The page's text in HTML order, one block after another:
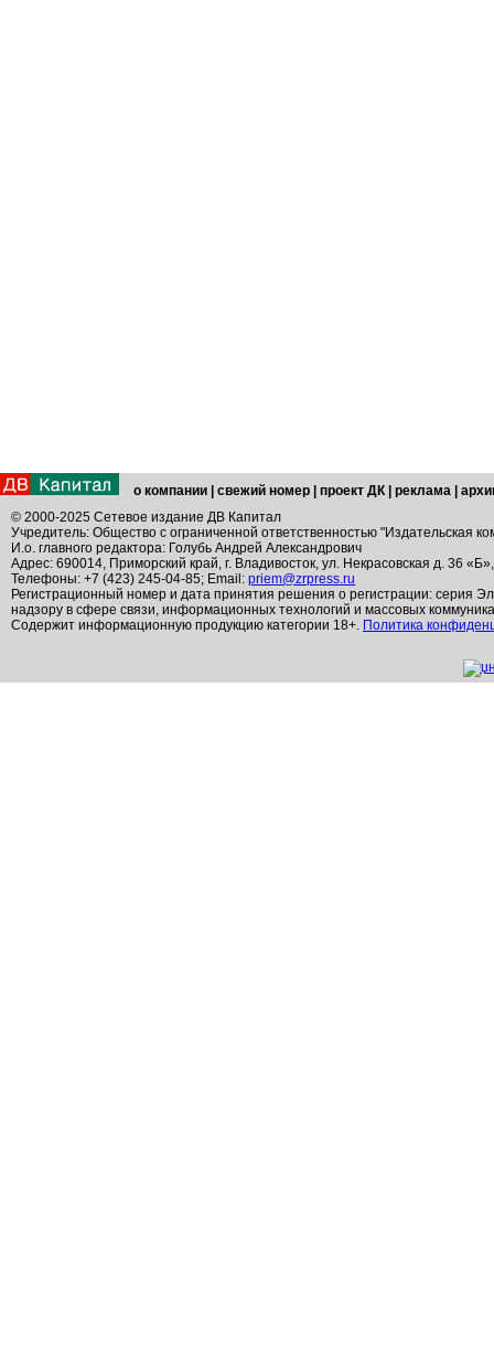
о компании свежий номер проект ДК реклама
© 2000-2025 Сетевое издание ДВ Капитал
Учредитель: Общество с ограниченной ответственностью "Издательская
И.о. главного редактора: Голубь Андрей Александрович
Адрес: 690014, Приморский край, г. Владивосток, ул. Некрасовская д. 36
Телефоны: +7 (423) 245-04-85; Email: priem@zrpress.ru
Регистрационный номер и дата принятия решения о регистрации: серия
надзору в сфере связи, информационных технологий и массовых
Содержит информационную продукцию категории 18+. Политика